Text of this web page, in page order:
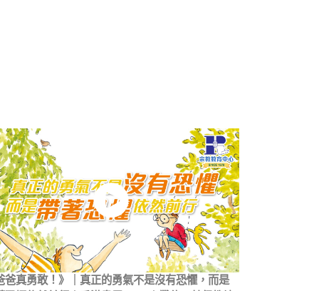
爸真勇敢！》｜真正的勇氣不是沒有恐懼，而是